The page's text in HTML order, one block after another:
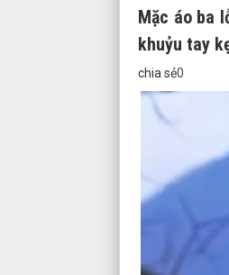
Mặc áo ba
khuỷu tay
chia sẻ0